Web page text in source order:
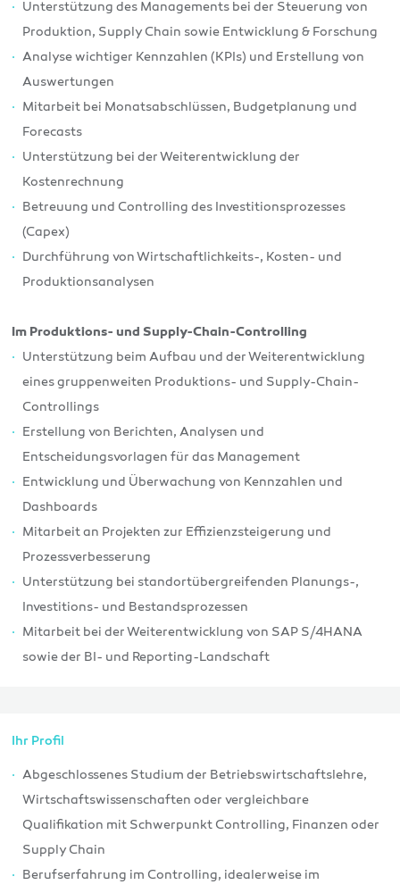
Unterstützung des Managements bei der Steuerung von
Produktion, Supply Chain sowie Entwicklung & Forschung
Analyse wichtiger Kennzahlen (KPIs) und Erstellung von
Auswertungen
Mitarbeit bei Monatsabschlüssen, Budgetplanung und
Forecasts
Unterstützung bei der Weiterentwicklung der
Kostenrechnung
Betreuung und Controlling des Investitionsprozesses
(Capex)
Durchführung von Wirtschaftlichkeits-, Kosten- und
Produktionsanalysen
Im Produktions- und Supply-Chain-Controlling
Unterstützung beim Aufbau und der Weiterentwicklung
eines gruppenweiten Produktions- und Supply-Chain-
Controllings
Erstellung von Berichten, Analysen und
Entscheidungsvorlagen für das Management
Entwicklung und Überwachung von Kennzahlen und
Dashboards
Mitarbeit an Projekten zur Effizienzsteigerung und
Prozessverbesserung
Unterstützung bei standortübergreifenden Planungs-,
Investitions- und Bestandsprozessen
Mitarbeit bei der Weiterentwicklung von SAP S/4HANA
sowie der BI- und Reporting-Landschaft
Ihr Profil
Abgeschlossenes Studium der Betriebswirtschaftslehre,
Wirtschaftswissenschaften oder vergleichbare
Qualifikation mit Schwerpunkt Controlling, Finanzen oder
Supply Chain
Berufserfahrung im Controlling, idealerweise im